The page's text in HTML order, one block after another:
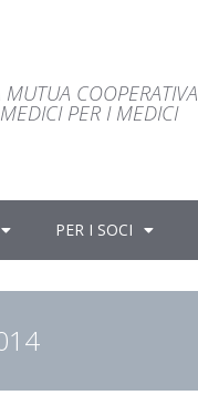
MUTUA COOPERATIVA
PER I MEDICI
PER I SOCI